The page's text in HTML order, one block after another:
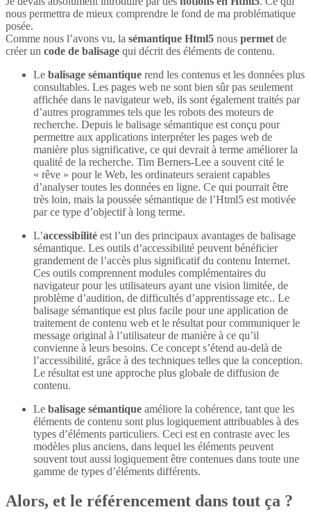
nous permettra de mieux comprendre le fond de ma problématique
posée.
Comme nous l’avons vu, la sémantique Html5 nous permet de
créer un code de balisage qui décrit des éléments de contenu.
Le balisage sémantique rend les contenus et les données plus
consultables. Les pages web ne sont bien sûr pas seulement
affichée dans le navigateur web, ils sont également traités par
d’autres programmes tels que les robots des moteurs de
recherche. Depuis le balisage sémantique est conçu pour
permettre aux applications interpréter les pages web de
manière plus significative, ce qui devrait à terme améliorer la
qualité de la recherche. Tim Berners-Lee a souvent cité le
« rêve » pour le Web, les ordinateurs seraient capables
d’analyser toutes les données en ligne. Ce qui pourrait être
très loin, mais la poussée sémantique de l’Html5 est motivée
par ce type d’objectif à long terme.
L’accessibilité est l’un des principaux avantages de balisage
sémantique. Les outils d’accessibilité peuvent bénéficier
grandement de l’accès plus significatif du contenu Internet.
Ces outils comprennent modules complémentaires du
navigateur pour les utilisateurs ayant une vision limitée, de
problème d’audition, de difficultés d’apprentissage etc.. Le
balisage sémantique est plus facile pour une application de
traitement de contenu web et le résultat pour communiquer le
message original à l’utilisateur de manière à ce qu’il
convienne à leurs besoins. Ce concept s’étend au-delà de
l’accessibilité, grâce à des techniques telles que la conception.
Le résultat est une approche plus globale de diffusion de
contenu.
Le balisage sémantique améliore la cohérence, tant que les
éléments de contenu sont plus logiquement attribuables à des
types d’éléments particuliers. Ceci est en contraste avec les
modèles plus anciens, dans lequel les éléments peuvent
souvent tout aussi logiquement être contenues dans toute une
gamme de types d’éléments différents.
Alors, et le référencement dans tout ça ?